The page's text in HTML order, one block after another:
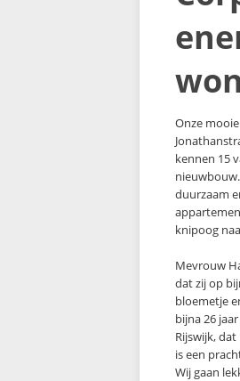
Onze
kennen 15
duurzaam
knipoog
Mevrouw
dat zij op
bloemetje
bijna 26
Rijswijk,
is een
Wij gaan